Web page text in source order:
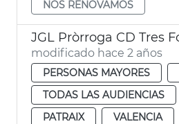
NOS RENOVAMOS
modificado hace 2 años
PERSONAS MAYORES
TODAS LAS AUDIENCIAS
PATRAIX
VALENCIA